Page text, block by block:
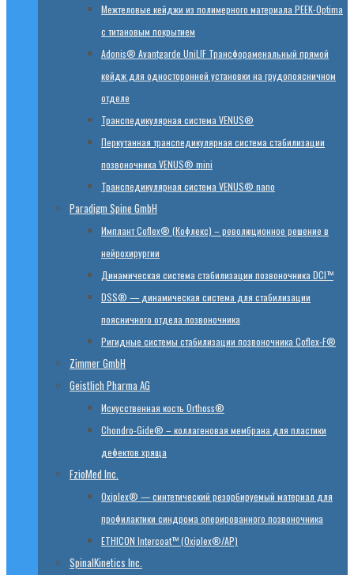
Mежтеловые кейджи из полимерного материала PEEK-Optima
с титановым покрытием
Adonis® Avantgarde UniLIF Трансфораменальный прямой
кейдж для односторонней установки на грудопоясничном
отделе
Транспедикулярная система VENUS®
Перкутанная транспедикулярная система стабилизации
позвоночника VENUS® mini
Транспедикулярная система VENUS® nano
Paradigm Spine GmbH
Имплант Coflex® (Кофлекс) – революционное решение в
нейрохирургии
Динамическая система стабилизации позвоночника DCI™
DSS® — динамическая система для стабилизации
поясничного отдела позвоночника
Ригидные системы стабилизации позвоночника Coflex-F®
Zimmer GmbH
Geistlich Pharma AG
Искусственная кость Orthoss®
Chondro-Gide® – коллагеновая мембрана для пластики
дефектов хряща
FzioMed Inc.
Oxiplex® — синтетический резорбируемый материал для
профилактики синдрома оперированного позвоночника
ETHICON Intercoat™ (Oxiplex®/AP)
SpinalKinetics Inc.